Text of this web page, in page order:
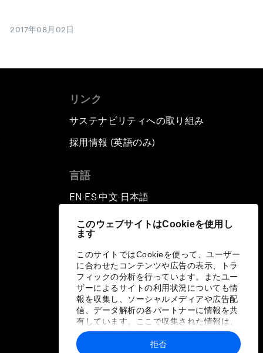
このウェブサイトはCookieを使用し
ます
このサイトではCookieを使って、ユーザー
に合わせたコンテンツや広告の表示、トラ
フィックの分析を行っています。またユー
ザーによるサイトの利用状況についても情
報を収集し、ソーシャルメディアや広告配
信、データ解析の各パートナーに情報を共
有しています。ここで収集された情報は、
ユーザーが各パートナーに提供した他の情
報や各パートナーのサービスを使用した際
拒否
2017年08月02日
リンク
サステナビリティへの取り組み
採用情報 (英語のみ)
言語
EN ▪ ES▪中文▪ 日本語